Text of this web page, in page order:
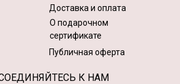
Доставка и оплата
Публичная оферта
К НАМ
О подарочном
сертификате